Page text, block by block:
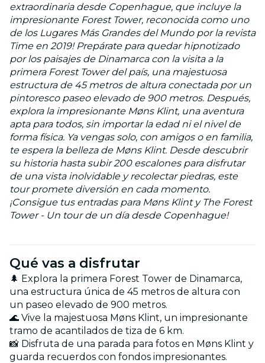
extraordinaria desde Copenhague, que incluye la
impresionante Forest Tower, reconocida como uno
de los Lugares Más Grandes del Mundo por la revista
Time en 2019! Prepárate para quedar hipnotizado
por los paisajes de Dinamarca con la visita a la
primera Forest Tower del país, una majestuosa
estructura de 45 metros de altura conectada por un
pintoresco paseo elevado de 900 metros. Después,
explora la impresionante Møns Klint, una aventura
apta para todos, sin importar la edad ni el nivel de
forma física. Ya vengas solo, con amigos o en familia,
te espera la belleza de Møns Klint. Desde descubrir
su historia hasta subir 200 escalones para disfrutar
de una vista inolvidable y recolectar piedras, este
tour promete diversión en cada momento.
¡Consigue tus entradas para Møns Klint y The Forest
Tower - Un tour de un día desde Copenhague!
Qué vas a disfrutar
🌲 Explora la primera Forest Tower de Dinamarca,
una estructura única de 45 metros de altura con
un paseo elevado de 900 metros.
🌊 Vive la majestuosa Møns Klint, un impresionante
tramo de acantilados de tiza de 6 km.
📸 Disfruta de una parada para fotos en Møns Klint y
guarda recuerdos con fondos impresionantes.